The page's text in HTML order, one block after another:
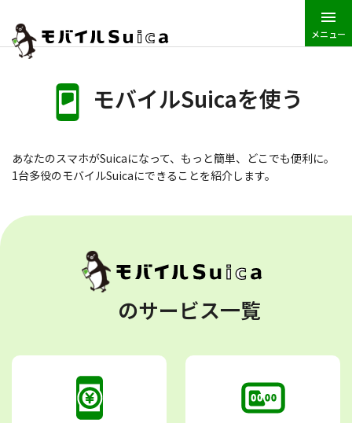
メニュー
JR東日本トップ
モバイルSuicaを使う
あなたのスマホがSuicaになって、もっと簡単、どこでも便利に。
1台多役のモバイルSuicaにできることを紹介します。
のサービス一覧